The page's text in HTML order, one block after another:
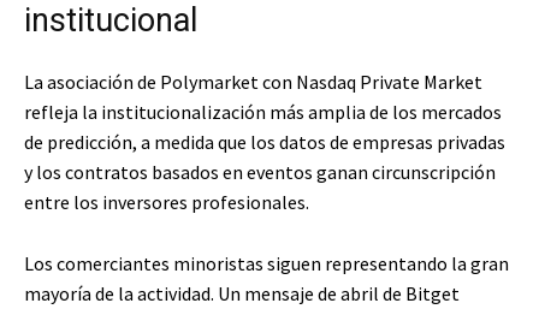
institucional
La asociación de Polymarket con Nasdaq Private Market
refleja la institucionalización más amplia de los mercados
de predicción, a medida que los datos de empresas privadas
y los contratos basados ​​en eventos ganan circunscripción
entre los inversores profesionales.
Los comerciantes minoristas siguen representando la gran
mayoría de la actividad. Un mensaje de abril de Bitget